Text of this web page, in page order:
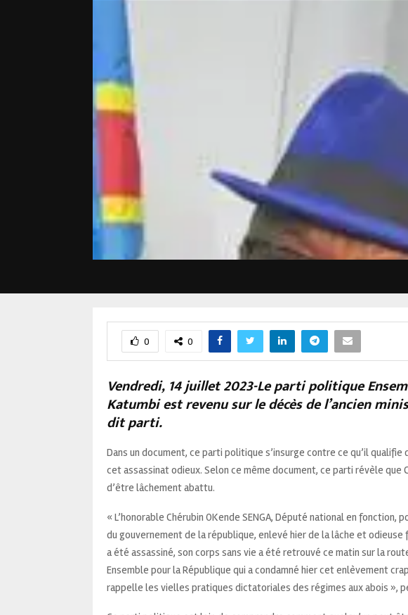
0 0
Vendredi, 14 juillet 2023-Le parti politique
Katumbi est revenu sur le décès de l’ancien
dit parti.
Dans un document, ce parti politique s’insurge contre ce qu’il
cet assassinat odieux. Selon ce même document, ce parti révèle que
d’être lâchement abattu.
« L’honorable Chérubin OKende SENGA, Député national en
du gouvernement de la république, enlevé hier de la lâche et
a été assassiné, son corps sans vie a été retrouvé ce matin sur la
Ensemble pour la République qui a condamné hier cet enlèvement
rappelle les vielles pratiques dictatoriales des régimes aux abois »,